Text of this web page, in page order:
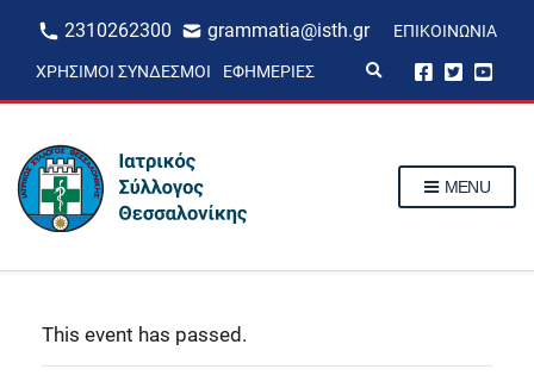
2310262300 grammatia@isth.gr ΕΠΙΚΟΙΝΩΝΊΑ
ΧΡΉΣΙΜΟΙ ΣΎΝΔΕΣΜΟΙ ΕΦΗΜΕΡΊΕΣ
p
MENU
This event has passed.